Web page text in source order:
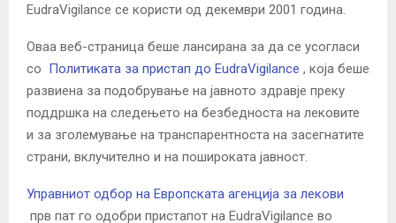
EudraVigilance се користи од декември 2001 година.
Оваа веб-страница беше лансирана за да се усогласи
со Политиката за пристап до EudraVigilance , која беше
развиена за подобрување на јавното здравје преку
поддршка на следењето на безбедноста на лековите
и за зголемување на транспарентноста на засегнатите
страни, вклучително и на пошироката јавност.
Управниот одбор на Европската агенција за лекови
прв пат го одобри пристапот на EudraVigilance во